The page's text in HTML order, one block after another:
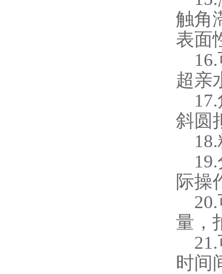
触角
表面
16.
超亲
17.
斜圆
18.
19.
际操
20.
量，
21.
时间